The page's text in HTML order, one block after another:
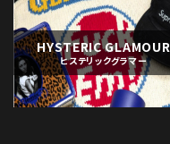
HYSTERIC GLAMOUR
ヒステリックグラマー